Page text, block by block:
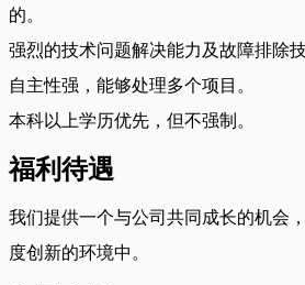
的。
强烈的技术问题解决能力及故障排除技
自主性强，能够处理多个项目。
本科以上学历优先，但不强制。
福利待遇
我们提供一个与公司共同成长的机会
度创新的环境中。